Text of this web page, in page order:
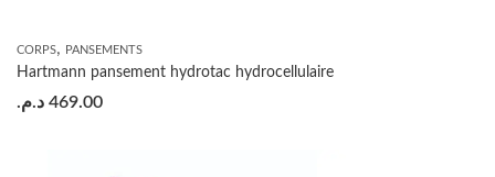
CORPS, PANSEMENTS
Hartmann pansement hydrotac hydrocellulaire
469.00 د.م.